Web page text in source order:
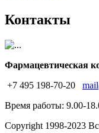
Контакты
+7 495 198-70-20
Время работы: 9.00-
Copyright 1998-2023